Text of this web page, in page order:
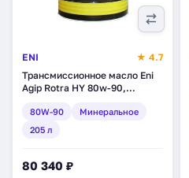
ENI
★ 4.7
Трансмиссионное масло Eni
Agip Rotra HY 80w-90,
80W-90
Минеральное
205 л
80 340 ₽